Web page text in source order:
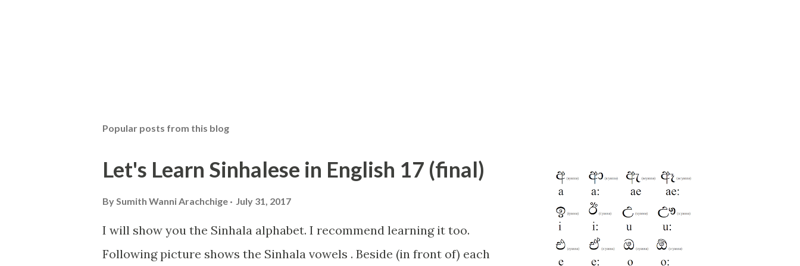
Popular posts from this blog
Let's Learn Sinhalese in English 17 (final)
BySumith Wanni Arachchige July 31, 2017
I will show you the Sinhala alphabet. I recommend learning it too.
Following picture shows the Sinhala vowels . Beside (in front of) each